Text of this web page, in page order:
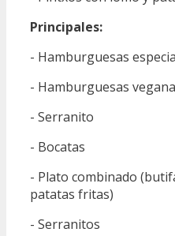
Principales:
- Hamburguesas
- Hamburguesas
- Serranito
- Bocatas
- Plato combinado
patatas fritas)
- Serranitos